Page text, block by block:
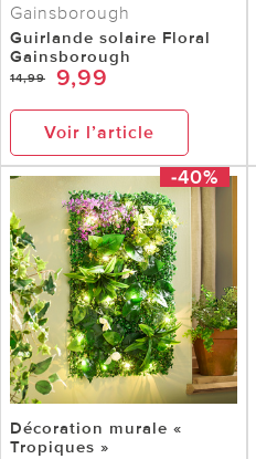
Gainsborough
Guirlande solaire Floral
Gainsborough
14,99 9,99
Voir l’article
-40%
Décoration murale «
Tropiques »